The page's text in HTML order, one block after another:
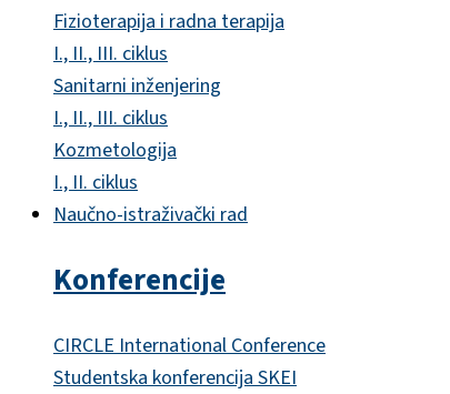
Fizioterapija i radna terapija
I., II., III. ciklus
Sanitarni inženjering
I., II., III. ciklus
Kozmetologija
I., II. ciklus
Naučno-istraživački rad
Konferencije
CIRCLE International Conference
Studentska konferencija SKEI